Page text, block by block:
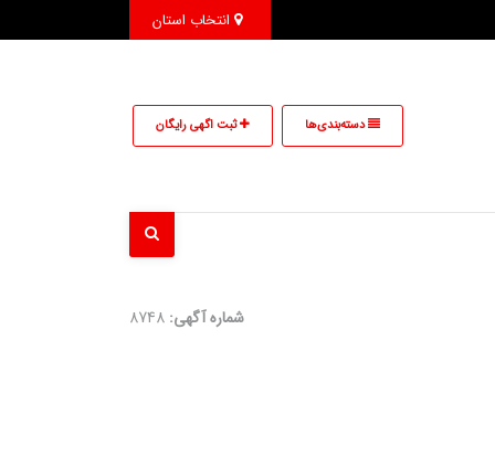
دسته‌بندی‌ها ثبت اگهی رایگان
شماره آگهی: 8748